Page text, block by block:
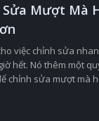
Sửa Mượt Mà
việc chỉnh sửa
hết. Nó thêm một
chỉnh sửa mượt mà